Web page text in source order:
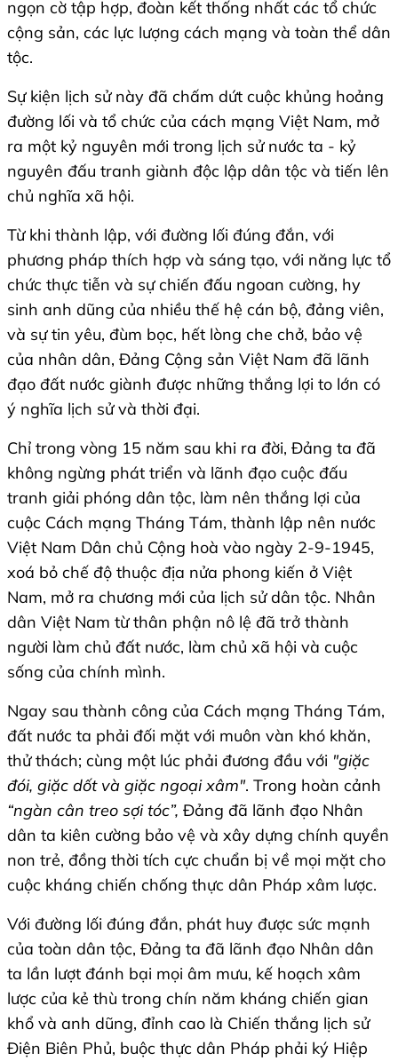
ngọn cờ tập hợp, đoàn kết thống nhất các tổ chức
cộng sản, các lực lượng cách mạng và toàn thể dân
tộc.
Sự kiện lịch sử này đã chấm dứt cuộc khủng hoảng
đường lối và tổ chức của cách mạng Việt Nam, mở
ra một kỷ nguyên mới trong lịch sử nước ta - kỷ
nguyên đấu tranh giành độc lập dân tộc và tiến lên
chủ nghĩa xã hội.
Từ khi thành lập, với đường lối đúng đắn, với
phương pháp thích hợp và sáng tạo, với năng lực tổ
chức thực tiễn và sự chiến đấu ngoan cường, hy
sinh anh dũng của nhiều thế hệ cán bộ, đảng viên,
và sự tin yêu, đùm bọc, hết lòng che chở, bảo vệ
của nhân dân, Đảng Cộng sản Việt Nam đã lãnh
đạo đất nước giành được những thắng lợi to lớn có
ý nghĩa lịch sử và thời đại.
Chỉ trong vòng 15 năm sau khi ra đời, Đảng ta đã
không ngừng phát triển và lãnh đạo cuộc đấu
tranh giải phóng dân tộc, làm nên thắng lợi của
cuộc Cách mạng Tháng Tám, thành lập nên nước
Việt Nam Dân chủ Cộng hoà vào ngày 2-9-1945,
xoá bỏ chế độ thuộc địa nửa phong kiến ở Việt
Nam, mở ra chương mới của lịch sử dân tộc. Nhân
dân Việt Nam từ thân phận nô lệ đã trở thành
người làm chủ đất nước, làm chủ xã hội và cuộc
sống của chính mình.
Ngay sau thành công của Cách mạng Tháng Tám,
đất nước ta phải đối mặt với muôn vàn khó khăn,
thử thách; cùng một lúc phải đương đầu với "giặc
đói, giặc dốt và giặc ngoại xâm". Trong hoàn cảnh
“ngàn cân treo sợi tóc”, Đảng đã lãnh đạo Nhân
dân ta kiên cường bảo vệ và xây dựng chính quyền
non trẻ, đồng thời tích cực chuẩn bị về mọi mặt cho
cuộc kháng chiến chống thực dân Pháp xâm lược.
Với đường lối đúng đắn, phát huy được sức mạnh
của toàn dân tộc, Đảng ta đã lãnh đạo Nhân dân
ta lần lượt đánh bại mọi âm mưu, kế hoạch xâm
lược của kẻ thù trong chín năm kháng chiến gian
khổ và anh dũng, đỉnh cao là Chiến thắng lịch sử
Điện Biên Phủ, buộc thực dân Pháp phải ký Hiệp